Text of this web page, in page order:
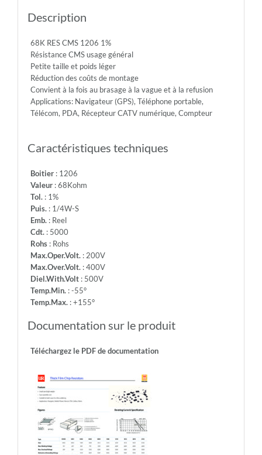
-55°
-
Temp.Max.:
+155°
Description
68K RES CMS 1206 1%
Résistance CMS usage général
Petite taille et poids léger
Réduction des coûts de montage
Convient à la fois au brasage à la vague et à la refusion
Applications: Navigateur (GPS), Téléphone portable,
Télécom, PDA, Récepteur CATV numérique, Compteur
Caractéristiques techniques
Boitier: 1206
Valeur: 68Kohm
Tol.: 1%
Puis.: 1/4W-S
Emb.: Reel
Cdt.: 5000
Rohs: Rohs
Max.Oper.Volt.: 200V
Max.Over.Volt.: 400V
Diel.With.Volt: 500V
Temp.Min.: -55°
Temp.Max.: +155°
Documentation sur le produit
Téléchargez le PDF de documentation